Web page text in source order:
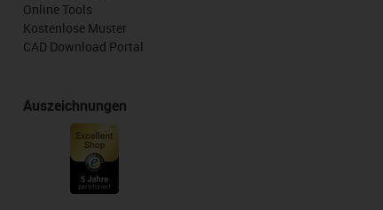
Online Tools
Kostenlose Muster
CAD Download Portal
Auszeichnungen